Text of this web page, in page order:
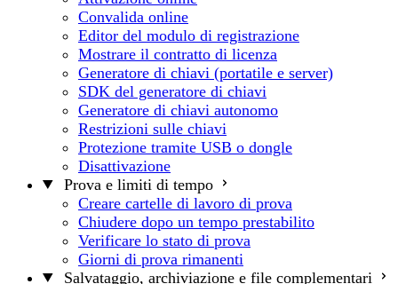
Convalida online
Editor del modulo di registrazione
Mostrare il contratto di licenza
Generatore di chiavi (portatile e server)
SDK del generatore di chiavi
Generatore di chiavi autonomo
Restrizioni sulle chiavi
Protezione tramite USB o dongle
Disattivazione
Prova e limiti di tempo
Creare cartelle di lavoro di prova
Chiudere dopo un tempo prestabilito
Verificare lo stato di prova
Giorni di prova rimanenti
Salvataggio, archiviazione e file complementari